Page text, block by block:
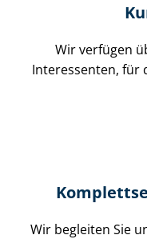
Wir verfügen
Interessenten, für
Wir begleiten Sie